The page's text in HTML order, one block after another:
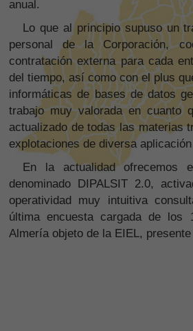
anual.
Lo que al principio supuso un
personal de la Corporación,
contratación externa para cada
del tiempo, así como con el plus
informáticas de bases de datos
trabajo muy valorada en cuanto
actualizado de todas las materias
explotaciones de diversa
En la actualidad
denominado DIPALSIT 2.0,
operatividad muy intuitiva
última encuesta cargada de los
Almería objeto de la EIEL,